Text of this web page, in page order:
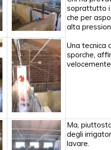
soprattutto i
che per
alta
Una tecnica
sporche,
Ma,
degli
lavare.